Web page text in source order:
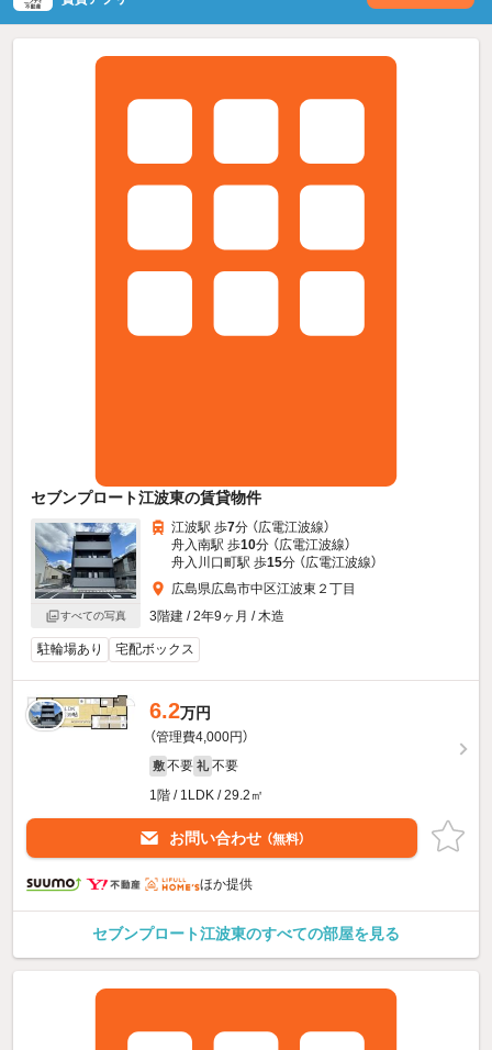
セブンプロート江波東の賃貸物件
すべての写真
江波駅 歩7分 （広電江波線）
舟入南駅 歩10分 （広電江波線）
舟入川口町駅 歩15分 （広電江波線）
広島県広島市中区江波東２丁目
3階建 / 2年9ヶ月 / 木造
駐輪場あり 宅配ボックス
6.2万円
（管理費4,000円）
敷 不要 礼 不要
1階 / 1LDK / 29.2㎡
お問い合わせ （無料）
ほか提供
セブンプロート江波東のすべての部屋を見る